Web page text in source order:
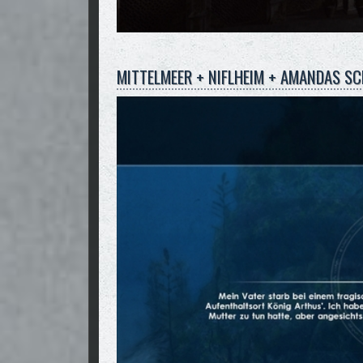
MITTELMEER + NIFLHEIM + AMANDAS